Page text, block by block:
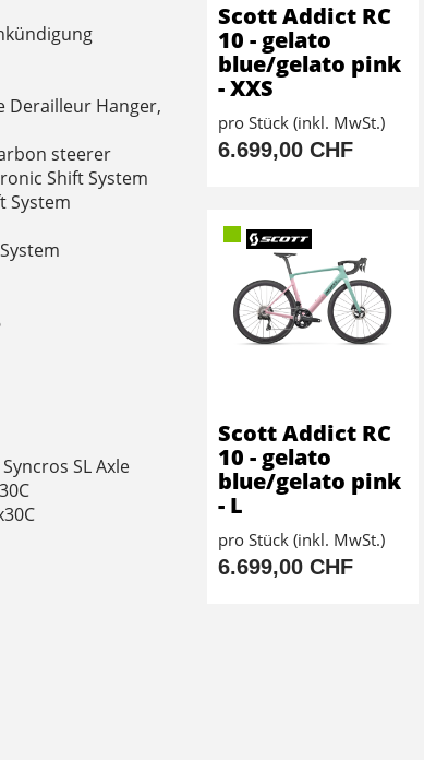
Derailleur Hanger,
steerer
Shift System
System
SL Axle
Scott Addict RC
10 - gelato
blue/gelato pink
- XXS
pro Stück (inkl. MwSt.)
6.699,00 CHF
Scott Addict RC
10 - gelato
blue/gelato pink
- L
pro Stück (inkl. MwSt.)
6.699,00 CHF